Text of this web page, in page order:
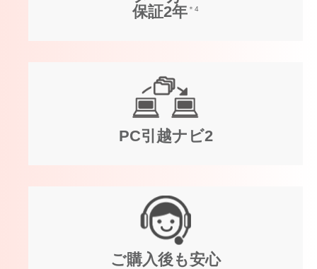
保証2年 ＊4
PC引越ナビ2
ご購入後も安心